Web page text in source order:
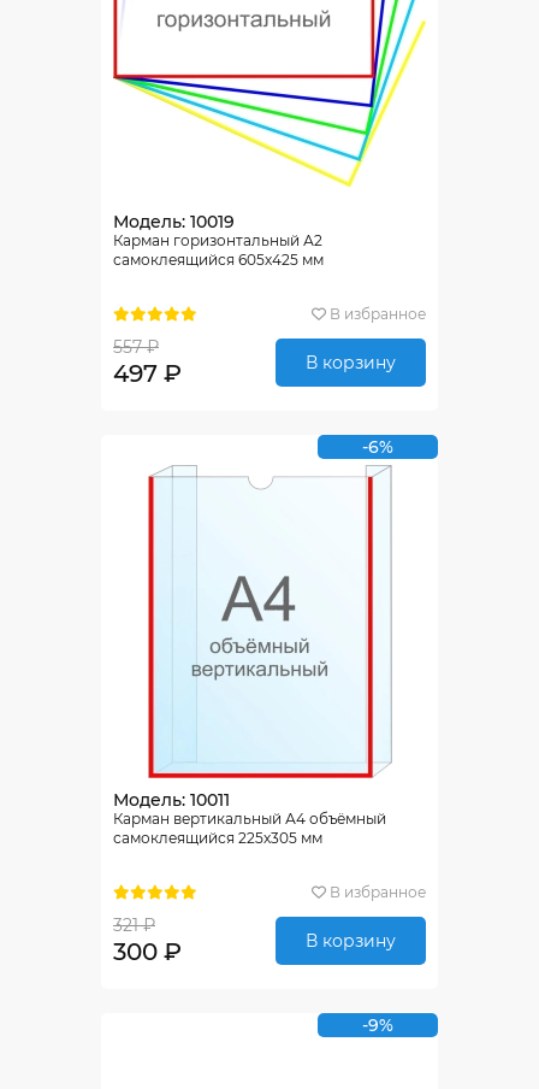
Модель: 10019
Карман горизонтальный А2
самоклеящийся 605х425 мм
В избранное
557 ₽
497 ₽ В корзину
-6%
Модель: 10011
Карман вертикальный А4 объёмный
самоклеящийся 225х305 мм
В избранное
321 ₽
300 ₽ В корзину
-9%